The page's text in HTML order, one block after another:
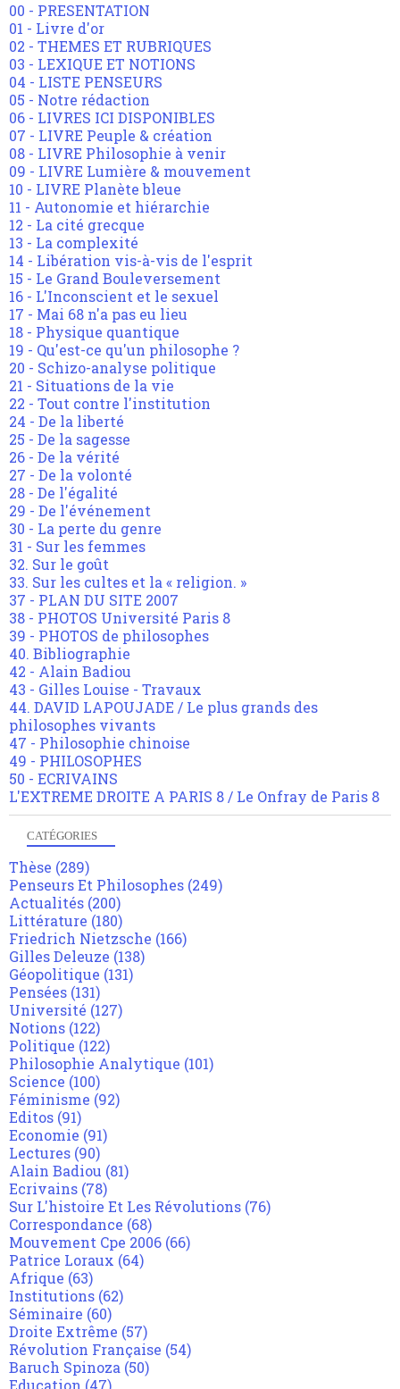
00 - PRESENTATION
01 - Livre d'or
02 - THEMES ET RUBRIQUES
03 - LEXIQUE ET NOTIONS
04 - LISTE PENSEURS
05 - Notre rédaction
06 - LIVRES ICI DISPONIBLES
07 - LIVRE Peuple & création
08 - LIVRE Philosophie à venir
09 - LIVRE Lumière & mouvement
10 - LIVRE Planète bleue
11 - Autonomie et hiérarchie
12 - La cité grecque
13 - La complexité
14 - Libération vis-à-vis de l'esprit
15 - Le Grand Bouleversement
16 - L'Inconscient et le sexuel
17 - Mai 68 n'a pas eu lieu
18 - Physique quantique
19 - Qu'est-ce qu'un philosophe ?
20 - Schizo-analyse politique
21 - Situations de la vie
22 - Tout contre l'institution
24 - De la liberté
25 - De la sagesse
26 - De la vérité
27 - De la volonté
28 - De l'égalité
29 - De l'événement
30 - La perte du genre
31 - Sur les femmes
32. Sur le goût
33. Sur les cultes et la « religion. »
37 - PLAN DU SITE 2007
38 - PHOTOS Université Paris 8
39 - PHOTOS de philosophes
40. Bibliographie
42 - Alain Badiou
43 - Gilles Louise - Travaux
44. DAVID LAPOUJADE / Le plus grands des
philosophes vivants
47 - Philosophie chinoise
49 - PHILOSOPHES
50 - ECRIVAINS
L'EXTREME DROITE A PARIS 8 / Le Onfray de Paris 8
CATÉGORIES
Thèse (289)
Penseurs Et Philosophes (249)
Actualités (200)
Littérature (180)
Friedrich Nietzsche (166)
Gilles Deleuze (138)
Géopolitique (131)
Pensées (131)
Université (127)
Notions (122)
Politique (122)
Philosophie Analytique (101)
Science (100)
Féminisme (92)
Editos (91)
Economie (91)
Lectures (90)
Alain Badiou (81)
Ecrivains (78)
Sur L'histoire Et Les Révolutions (76)
Correspondance (68)
Mouvement Cpe 2006 (66)
Patrice Loraux (64)
Afrique (63)
Institutions (62)
Séminaire (60)
Droite Extrême (57)
Révolution Française (54)
Baruch Spinoza (50)
Education (47)